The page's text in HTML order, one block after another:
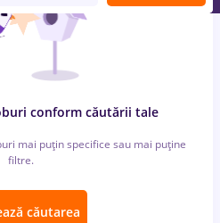
conform căutării tale
mai puțin specifice sau mai puține
filtre.
căutarea